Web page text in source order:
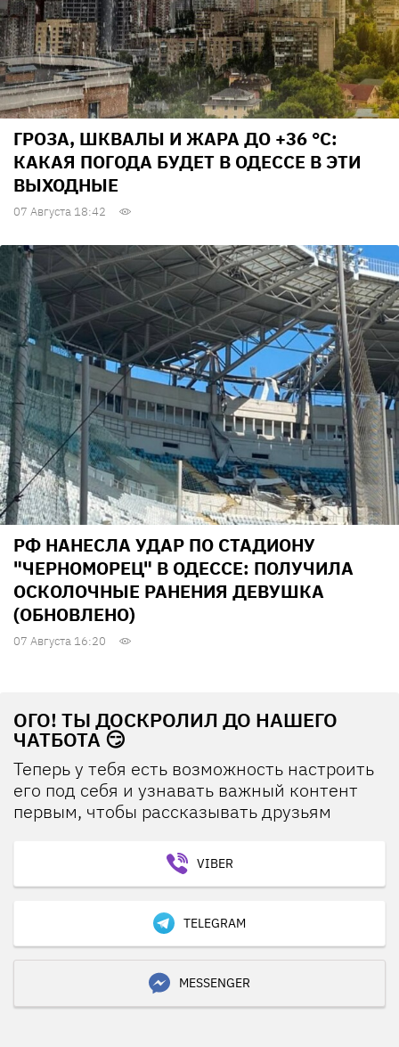
ГРОЗА, ШКВАЛЫ И ЖАРА ДО +36 °С:
КАКАЯ ПОГОДА БУДЕТ В ОДЕССЕ В ЭТИ
ВЫХОДНЫЕ
07 Августа 18:42
РФ НАНЕСЛА УДАР ПО СТАДИОНУ
"ЧЕРНОМОРЕЦ" В ОДЕССЕ: ПОЛУЧИЛА
ОСКОЛОЧНЫЕ РАНЕНИЯ ДЕВУШКА
(ОБНОВЛЕНО)
07 Августа 16:20
ОГО! ТЫ ДОСКРОЛИЛ ДО НАШЕГО
ЧАТБОТА 😏
Теперь у тебя есть возможность настроить
его под себя и узнавать важный контент
первым, чтобы рассказывать друзьям
VIBER
TELEGRAM
MESSENGER